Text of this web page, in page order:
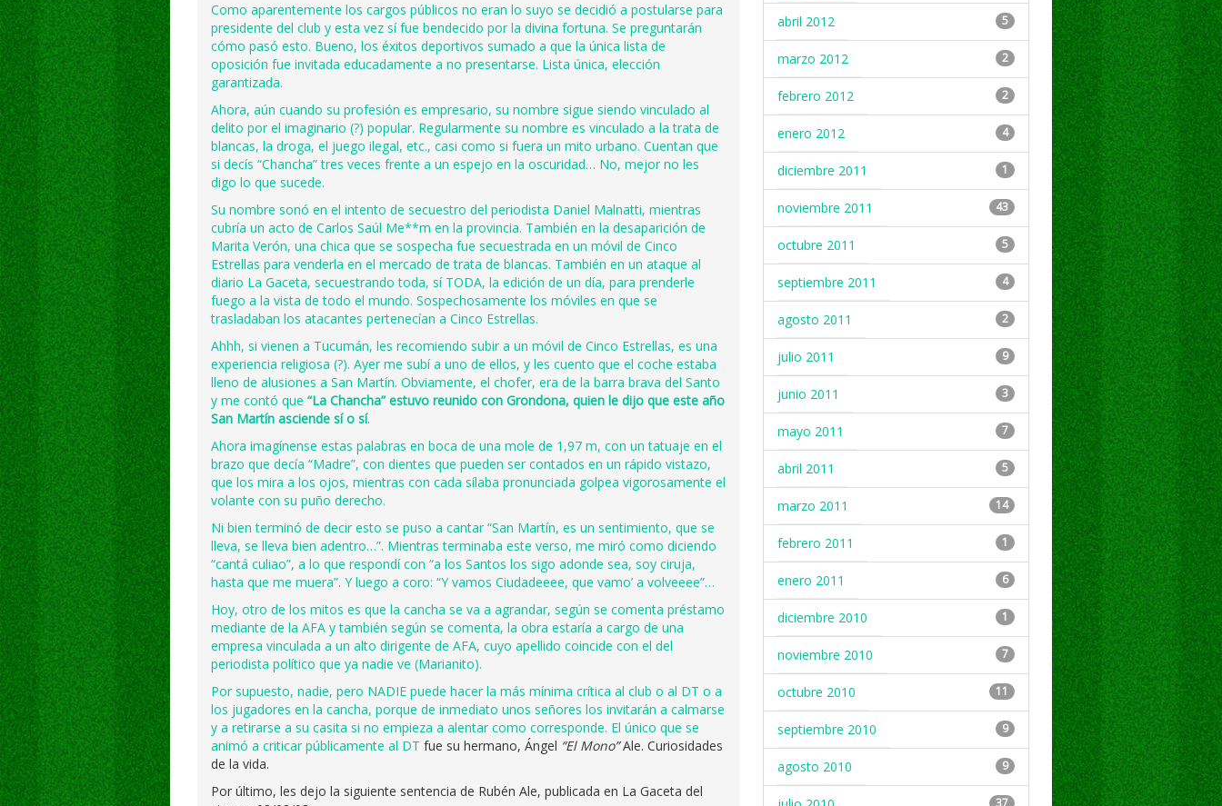
Como aparentemente los cargos públicos no eran lo suyo se decidió a postularse para
presidente del club y esta vez sí fue bendecido por la divina fortuna. Se preguntarán
cómo pasó esto. Bueno, los éxitos deportivos sumado a que la única lista de
oposición fue invitada educadamente a no presentarse. Lista única, elección
garantizada.
Ahora, aún cuando su profesión es empresario, su nombre sigue siendo vinculado al
delito por el imaginario (?) popular. Regularmente su nombre es vinculado a la trata de
blancas, la droga, el juego ilegal, etc., casi como si fuera un mito urbano. Cuentan que
si decís “Chancha” tres veces frente a un espejo en la oscuridad… No, mejor no les
digo lo que sucede.
Su nombre sonó en el intento de secuestro del periodista Daniel Malnatti, mientras
cubría un acto de Carlos Saúl Me**m en la provincia. También en la desaparición de
Marita Verón, una chica que se sospecha fue secuestrada en un móvil de Cinco
Estrellas para venderla en el mercado de trata de blancas. También en un ataque al
diario La Gaceta, secuestrando toda, sí TODA, la edición de un día, para prenderle
fuego a la vista de todo el mundo. Sospechosamente los móviles en que se
trasladaban los atacantes pertenecían a Cinco Estrellas.
Ahhh, si vienen a Tucumán, les recomiendo subir a un móvil de Cinco Estrellas, es una
experiencia religiosa (?). Ayer me subí a uno de ellos, y les cuento que el coche estaba
lleno de alusiones a San Martín. Obviamente, el chofer, era de la barra brava del Santo
y me contó que “La Chancha” estuvo reunido con Grondona, quien le dijo que este año
San Martín asciende sí o sí.
Ahora imagínense estas palabras en boca de una mole de 1,97 m, con un tatuaje en el
brazo que decía “Madre”, con dientes que pueden ser contados en un rápido vistazo,
que los mira a los ojos, mientras con cada sílaba pronunciada golpea vigorosamente el
volante con su puño derecho.
Ni bien terminó de decir esto se puso a cantar “San Martín, es un sentimiento, que se
lleva, se lleva bien adentro…”. Mientras terminaba este verso, me miró como diciendo
“cantá culiao”, a lo que respondí con “a los Santos los sigo adonde sea, soy ciruja,
hasta que me muera”. Y luego a coro: “Y vamos Ciudadeeee, que vamo’ a volveeee”…
Hoy, otro de los mitos es que la cancha se va a agrandar, según se comenta préstamo
mediante de la AFA y también según se comenta, la obra estaría a cargo de una
empresa vinculada a un alto dirigente de AFA, cuyo apellido coincide con el del
periodista político que ya nadie ve (Marianito).
Por supuesto, nadie, pero NADIE puede hacer la más mínima crítica al club o al DT o a
los jugadores en la cancha, porque de inmediato unos señores los invitarán a calmarse
y a retirarse a su casita si no empieza a alentar como corresponde. El único que se
animó a criticar públicamente al DT fue su hermano, Ángel “El Mono”Ale. Curiosidades
de la vida.
Por último, les dejo la siguiente sentencia de Rubén Ale, publicada en La Gaceta del
abril 2012 5
marzo 2012 2
febrero 2012 2
enero 2012 4
diciembre 2011 1
noviembre 2011 43
octubre 2011 5
septiembre 2011 4
agosto 2011 2
julio 2011 9
junio 2011 3
mayo 2011 7
abril 2011 5
marzo 2011 14
febrero 2011 1
enero 2011 6
diciembre 2010 1
noviembre 2010 7
octubre 2010 11
septiembre 2010 9
agosto 2010 9
37